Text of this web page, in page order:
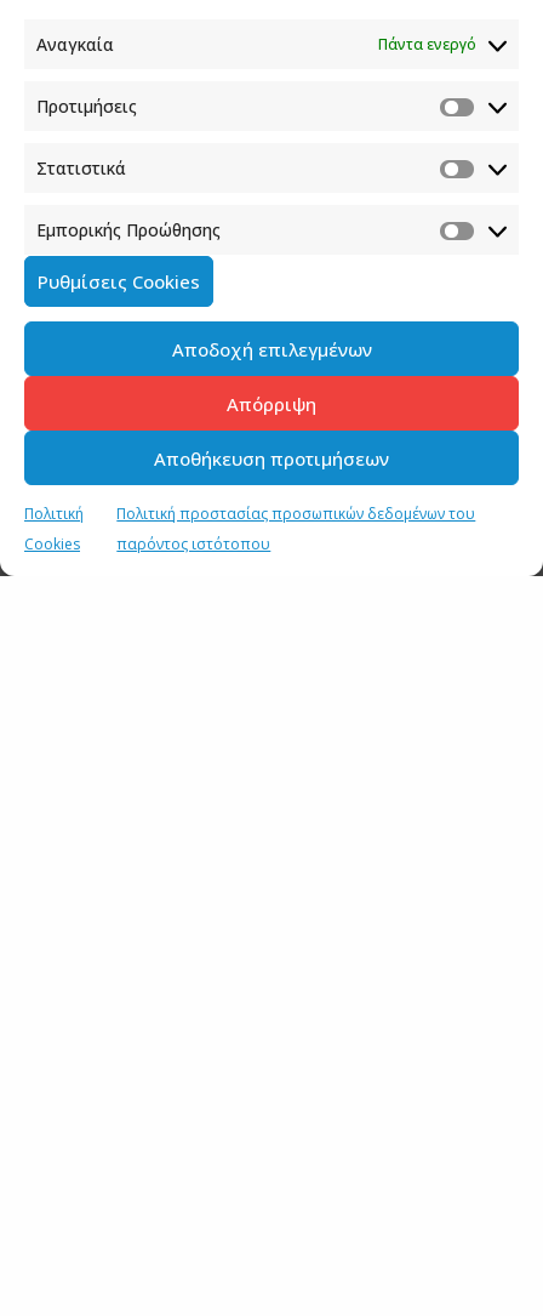
Αναγκαία Πάντα ενεργό
Προτιμήσεις
Στατιστικά
Εμπορικής Προώθησης
Ρυθμίσεις Cookies
Αποδοχή επιλεγμένων
Απόρριψη
Αποθήκευση προτιμήσεων
Πολιτική
Cookies
Πολιτική προστασίας προσωπικών δεδομένων του
παρόντος ιστότοπου